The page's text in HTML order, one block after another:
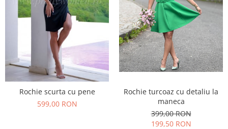
Rochie scurta cu pene
599,00 RON
Rochie turcoaz cu detaliu la
maneca
399,00 RON
199,50 RON